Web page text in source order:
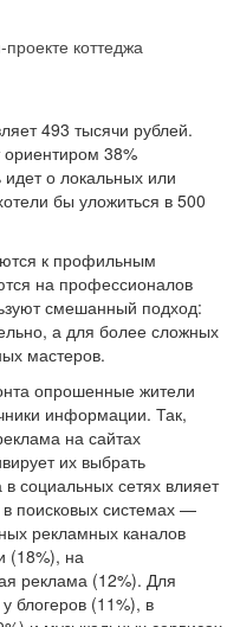
коттеджа
493 тысячи рублей.
38%
о локальных или
бы уложиться в 500
к профильным
на профессионалов
смешанный подход:
а для более сложных
мастеров.
опрошенные жители
информации. Так,
на сайтах
их выбрать
социальных сетях влияет
поисковых системах —
рекламных каналов
(18%), на
реклама (12%). Для
блогеров (11%), в